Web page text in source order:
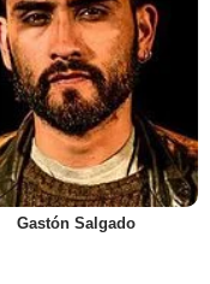
Gastón Salgado